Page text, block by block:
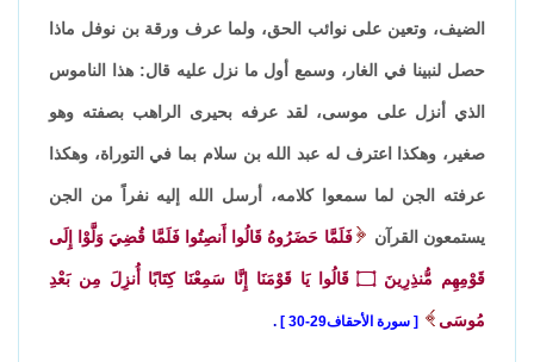
الضيف، وتعين على نوائب الحق، ولما عرف ورقة بن نوفل ماذا
حصل لنبينا في الغار، وسمع أول ما نزل عليه قال: هذا الناموس
الذي أنزل على موسى، لقد عرفه بحيرى الراهب بصفته وهو
صغير، وهكذا اعترف له عبد الله بن سلام بما في التوراة، وهكذا
عرفته الجن لما سمعوا كلامه، أرسل الله إليه نفراً من الجن
يستمعون القرآن فَلَمَّا حَضَرُوهُ قَالُوا أَنصِتُوا فَلَمَّا قُضِيَ وَلَّوْا إِلَى
قَوْمِهِم مُّنذِرِينَ ۝ قَالُوا يَا قَوْمَنَا إِنَّا سَمِعْنَا كِتَابًا أُنزِلَ مِن بَعْدِ
مُوسَى سورة الأحقاف29-30 .